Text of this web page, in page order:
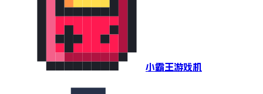
小霸王游戏机